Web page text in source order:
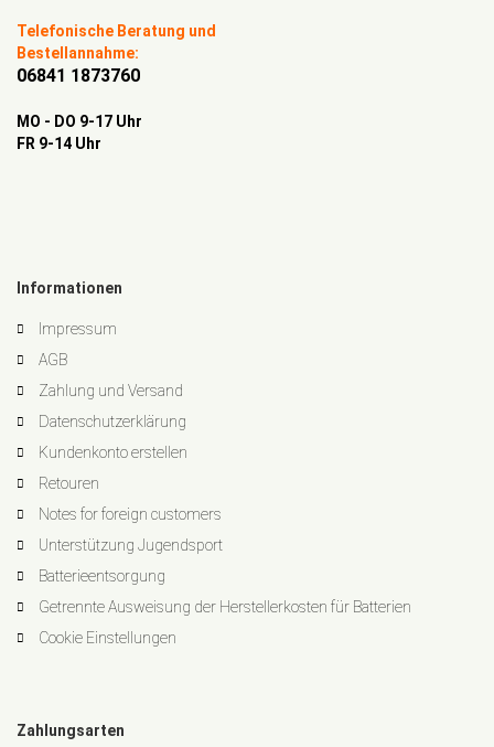
Telefonische Beratung und
Bestellannahme:
06841 1873760
MO - DO 9-17 Uhr
FR 9-14 Uhr
Informationen
Impressum
AGB
Zahlung und Versand
Datenschutzerklärung
Kundenkonto erstellen
Retouren
Notes for foreign customers
Unterstützung Jugendsport
Batterieentsorgung
Getrennte Ausweisung der Herstellerkosten für Batterien
Cookie Einstellungen
Zahlungsarten